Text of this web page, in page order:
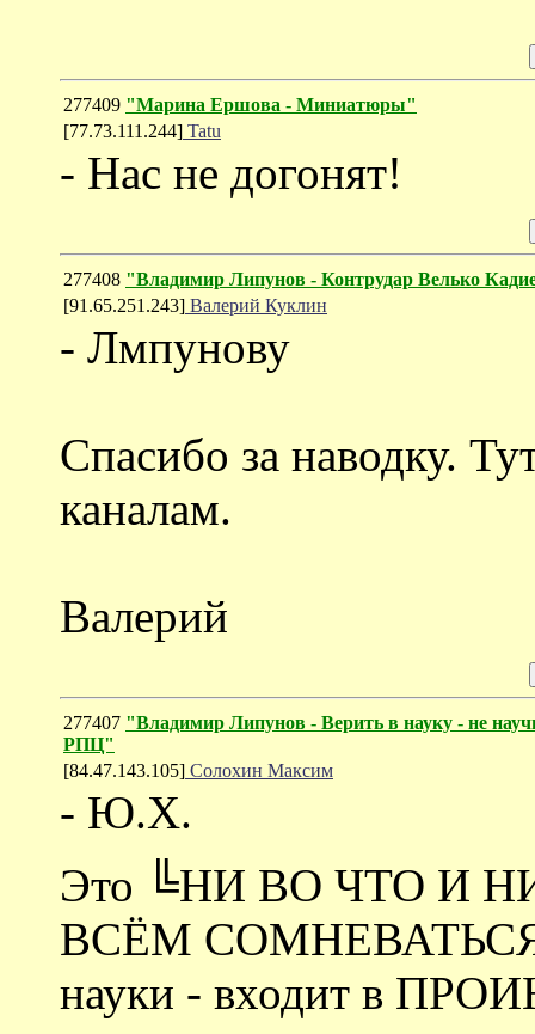
277409 "Марина Ершова - Миниатюры"
[77.73.111.244] Tatu
- Нас не догонят!
277408 "Владимир Липунов - Контрудар Велько
[91.65.251.243] Валерий Куклин
- Лмпунову
Спасибо за наводку.
каналам.
Валерий
277407 "Владимир Липунов - Верить в науку - не
РПЦ"
[84.47.143.105] Солохин Максим
- Ю.Х.
Это ╚НИ ВО ЧТО И
ВСЁМ СОМНЕВАТЬСЯ╩
науки - входит в